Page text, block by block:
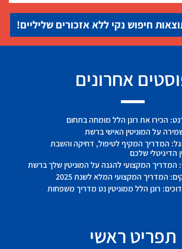
חיפוש נקי ללא אזכורים שליליים!
אחרונים
הכירו את רונן הלל מומחה בתחום
המדריך המקיף לטיפול, דחיקה והשבת
הדיגיטלי שלכם
המדריך המקצועי להגנה על המוניטין שלך ברשת
המדריך המקצועי המלא לשנת 2025
רונן הלל ממוניטין נט מדריך משפחות
תפריט ראשי